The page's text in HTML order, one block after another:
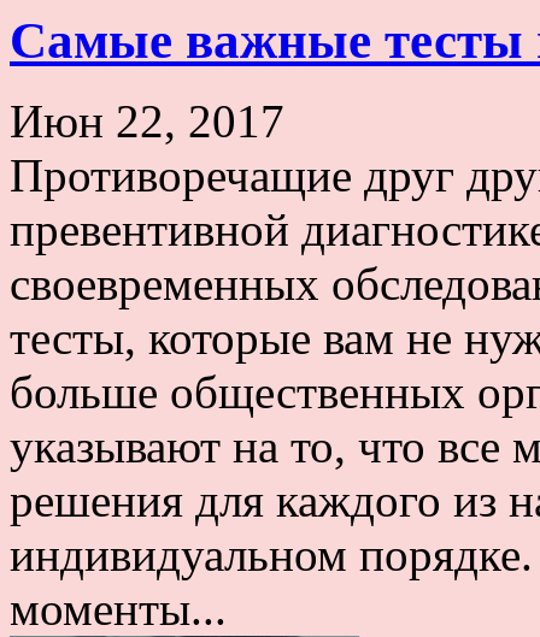
Самые важные тесты
Июн 22, 2017
Противоречащие друг
превентивной
своевременных
тесты, которые вам не
больше общественных
указывают на то, что
решения для каждого из
индивидуальном
моменты...